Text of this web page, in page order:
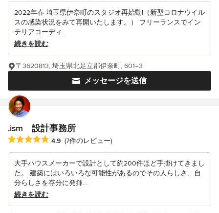
2022年春 埼玉県伊奈町のスタジオ再始動!（新型コロナウイル
スの感染状況をみて再開いたします。） フリーランスでイン
テリアコーディ...
続きを読む
メッセージを送信
〒3620813, 埼玉県北足立郡伊奈町, 601−3
.ism 設計事務所
平均評価：5つ星中 星4.9
4.9 (7件のレビュー)
大手ハウスメーカーで設計として約200件ほど手掛けてきまし
た。 建築にはいろいろな可能性があるのでその人らしさ、自
分らしさを存分に発揮...
続きを読む